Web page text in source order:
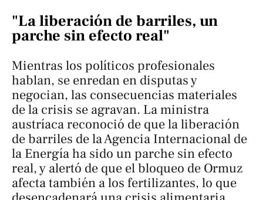
"La liberación de barriles, un
parche sin efecto real"
Mientras los políticos profesionales
hablan, se enredan en disputas y
negocian, las consecuencias materiales
de la crisis se agravan. La ministra
austríaca reconoció de que la liberación
de barriles de la Agencia Internacional de
la Energía ha sido un parche sin efecto
real, y alertó de que el bloqueo de Ormuz
afecta también a los fertilizantes, lo que